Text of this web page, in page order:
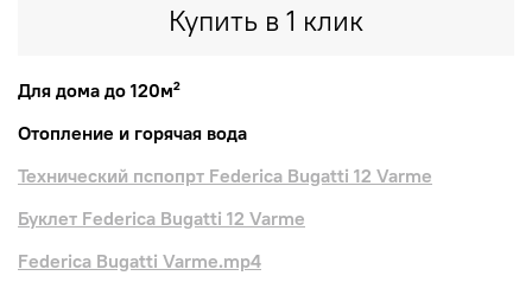
Купить в 1 клик
Для дома до 120м²
Отопление и горячая вода
Технический пспопрт Federica Bugatti 12 Varme
Буклет Federica Bugatti 12 Varme
Federica Bugatti Varme.mp4